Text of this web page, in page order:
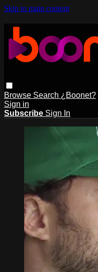
Skip to main content
Browse Search ¿Boonet?
Sign in
Subscribe Sign In